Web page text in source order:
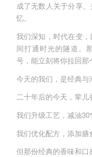
成了无数人关于分享
忆。
我们深知，时代在变
间打通时光的隧道。
号，能立刻将你拉回那
今天的我们，是经典与
二十年后的今天，辈儿
我们升级工艺，减油
我们优化配方，添加膳
但那份经典的香味和口